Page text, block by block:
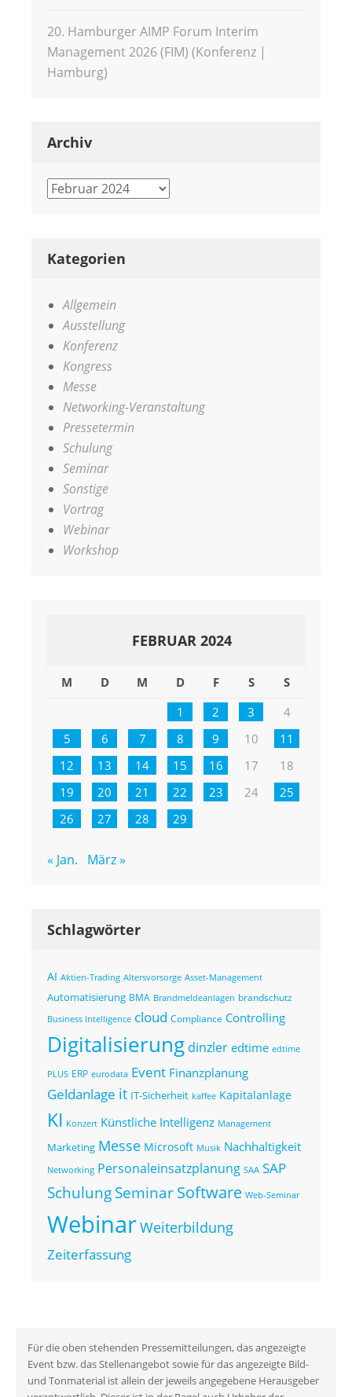
20. Hamburger AIMP Forum Interim
Management 2026 (FIM) (Konferenz |
Hamburg)
Archiv
Archiv
Kategorien
Allgemein
Ausstellung
Konferenz
Kongress
Messe
Networking-Veranstaltung
Pressetermin
Schulung
Seminar
Sonstige
Vortrag
Webinar
Workshop
FEBRUAR 2024
M D M D F S
S
1
2 3
4
5
6 7 8 9 10
11
12
13 14 15 16 17
18
19
20 21 22 23 24
25
26
27 28 29
« Jan. März »
Schlagwörter
AI Aktien-Trading Altersvorsorge Asset-Management
Automatisierung BMA Brandmeldeanlagen brandschutz
Business Intelligence cloud Compliance Controlling
Digitalisierung dinzler edtime edtime
PLUS ERP eurodata Event Finanzplanung
Geldanlage it IT-Sicherheit kaffee Kapitalanlage
KI Konzert Künstliche Intelligenz Management
Marketing Messe Microsoft Musik Nachhaltigkeit
Networking Personaleinsatzplanung SAA SAP
SchulungSeminarSoftware Web-Seminar
WebinarWeiterbildung
Zeiterfassung
Für die oben stehenden Pressemitteilungen, das angezeigte
Event bzw. das Stellenangebot sowie für das angezeigte Bild-
und Tonmaterial ist allein der jeweils angegebene Herausgeber